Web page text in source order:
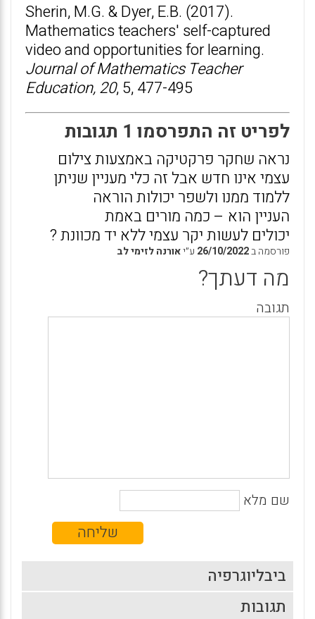
Sherin, M.G. & Dyer, E.B. (2017).
Mathematics teachers' self-captured
video and opportunities for learning.
Journal of Mathematics Teacher
Education, 20, 5, 477-495
לפריט זה התפרסמו 1 תגובות
נראה שחקר פרקטיקה באמצעות צילום
עצמי אינו חדש אבל זה כלי מעניין שניתן
ללמוד ממנו ולשפר יכולות הוראה
העניין הוא – כמה מורים באמת
יכולים לעשות יקר עצמי ללא יד מכוונת ?
פורסמה ב26/10/2022 ע״יאורנה לזימי לב
מה דעתך?
תגובה
שם מלא
ביבליוגרפיה
תגובות